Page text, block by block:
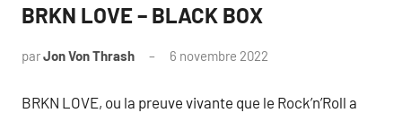
BRKN LOVE – BLACK BOX
parJon Von Thrash 6 novembre 2022
BRKN LOVE, ou la preuve vivante que le Rock’n’Roll a